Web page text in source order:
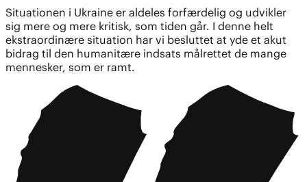
Situationen i Ukraine er aldeles forfærdelig og udvikler
sig mere og mere kritisk, som tiden går. I denne helt
ekstraordinære situation har vi besluttet at yde et akut
bidrag til den humanitære indsats målrettet de mange
mennesker, som er ramt.